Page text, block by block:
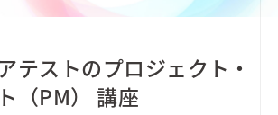
テストのプロジェクト・
（PM） 講座